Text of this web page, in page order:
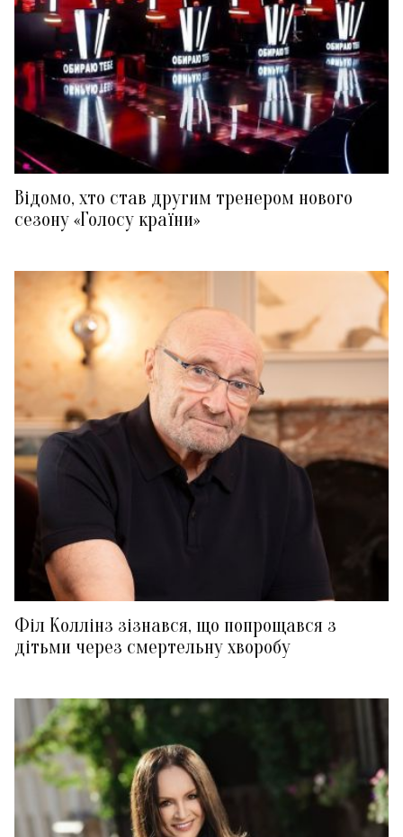
Відомо, хто став другим тренером нового
сезону «Голосу країни»
Філ Коллінз зізнався, що попрощався з
дітьми через смертельну хворобу